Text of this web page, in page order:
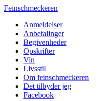
Feinschmeckeren
Anmeldelser
Anbefalinger
Begivenheder
Opskrifter
Vin
Livsstil
Om feinschmeckeren
Det tilbyder jeg
Facebook